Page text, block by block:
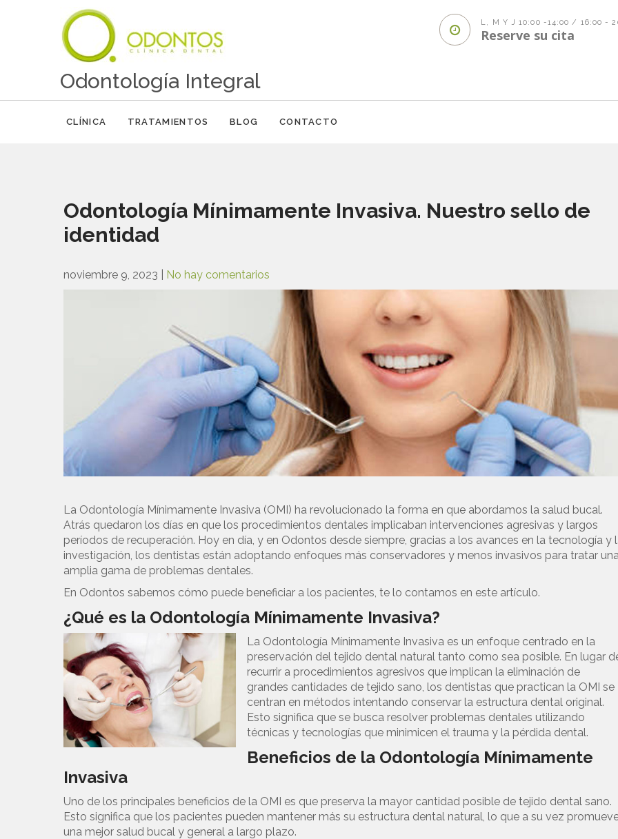
Odontología Integral
L, M Y J 10:00 -14:00 / 16:00 -
Reserve su cita
CLÍNICA TRATAMIENTOS BLOG CONTACTO
Odontología Mínimamente Invasiva. Nuestro sello de
identidad
noviembre 9, 2023 No hay comentarios
La Odontología Mínimamente Invasiva (OMI) ha revolucionado la forma en que abordamos la salud bucal.
Atrás quedaron los días en que los procedimientos dentales implicaban intervenciones agresivas y largos
períodos de recuperación. Hoy en día, y en Odontos desde siempre, gracias a los avances en la tecnología y
investigación, los dentistas están adoptando enfoques más conservadores y menos invasivos para tratar una
amplia gama de problemas dentales.
En Odontos sabemos cómo puede beneficiar a los pacientes, te lo contamos en este artículo.
¿Qué es la Odontología Mínimamente Invasiva?
La Odontología Mínimamente Invasiva es un enfoque centrado en la
preservación del tejido dental natural tanto como sea posible. En lugar
recurrir a procedimientos agresivos que implican la eliminación de
grandes cantidades de tejido sano, los dentistas que practican la OMI se
centran en métodos intentando conservar la estructura dental original.
Esto significa que se busca resolver problemas dentales utilizando
técnicas y tecnologías que minimicen el trauma y la pérdida dental.
Beneficios de la Odontología Mínimamente
Invasiva
Uno de los principales beneficios de la OMI es que preserva la mayor cantidad posible de tejido dental sano.
Esto significa que los pacientes pueden mantener más su estructura dental natural, lo que a su vez
una mejor salud bucal y general a largo plazo.